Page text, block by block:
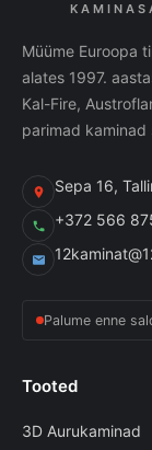
Müüme Euroopa
alates 1997.
Kal-Fire,
parimad kaminad
Sepa 16,
+372 566
Palume enne
Tooted
3D Aurukaminad